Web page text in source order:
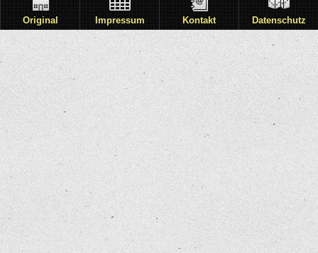
Original Impressum Kontakt Datenschutz